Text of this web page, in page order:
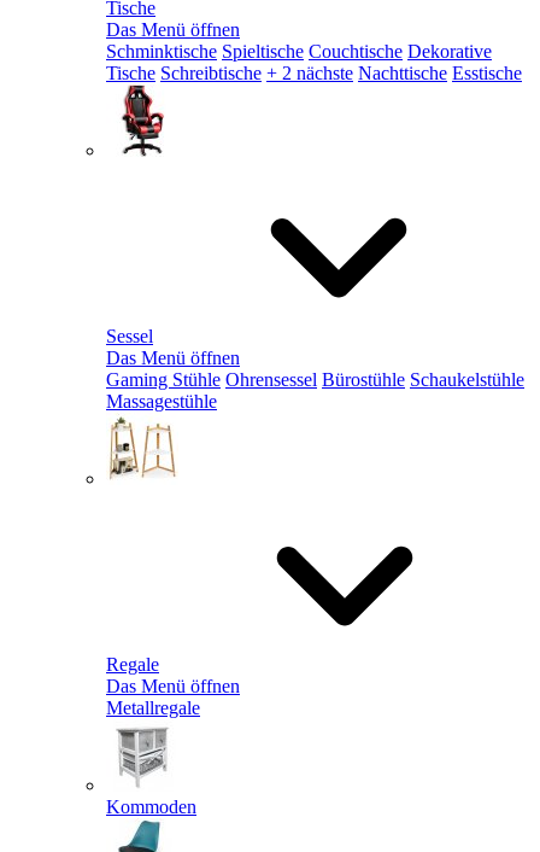
Tische
Das Menü öffnen
Schminktische Spieltische Couchtische Dekorative
Tische Schreibtische + 2 nächste Nachttische Esstische
Sessel
Das Menü öffnen
Gaming Stühle Ohrensessel Bürostühle Schaukelstühle
Massagestühle
Regale
Das Menü öffnen
Metallregale
Kommoden